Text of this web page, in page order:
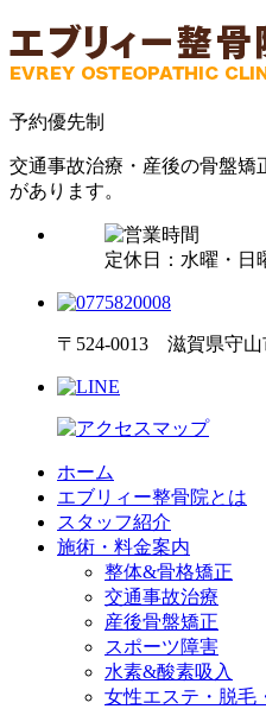
予約優先制
交通事故治療・産後の骨盤矯
があります。
定休日：水曜・日
〒524-0013 滋賀県守山
ホーム
エブリィー整骨院とは
スタッフ紹介
施術・料金案内
整体&骨格矯正
交通事故治療
産後骨盤矯正
スポーツ障害
水素&酸素吸入
女性エステ・脱毛